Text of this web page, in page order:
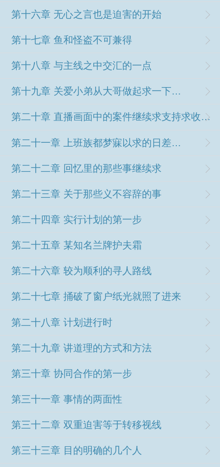
第十六章 无心之言也是迫害的开始
第十七章 鱼和怪盗不可兼得
第十八章 与主线之中交汇的一点
第十九章 关爱小弟从大哥做起求一下推荐票
第二十章 直播画面中的案件继续求支持求收藏求推荐票
第二十一章 上班族都梦寐以求的日差求支持求投资
第二十二章 回忆里的那些事继续求
第二十三章 关于那些义不容辞的事
第二十四章 实行计划的第一步
第二十五章 某知名兰牌护夫霜
第二十六章 较为顺利的寻人路线
第二十七章 捅破了窗户纸光就照了进来
第二十八章 计划进行时
第二十九章 讲道理的方式和方法
第三十章 协同合作的第一步
第三十一章 事情的两面性
第三十二章 双重迫害等于转移视线
第三十三章 目的明确的几个人